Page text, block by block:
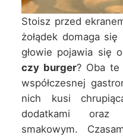
Stoisz przed
żołądek domaga
głowie pojawia się
czy burger? Oba te
współczesnej
nich kusi
dodatkami oraz
smakowym.